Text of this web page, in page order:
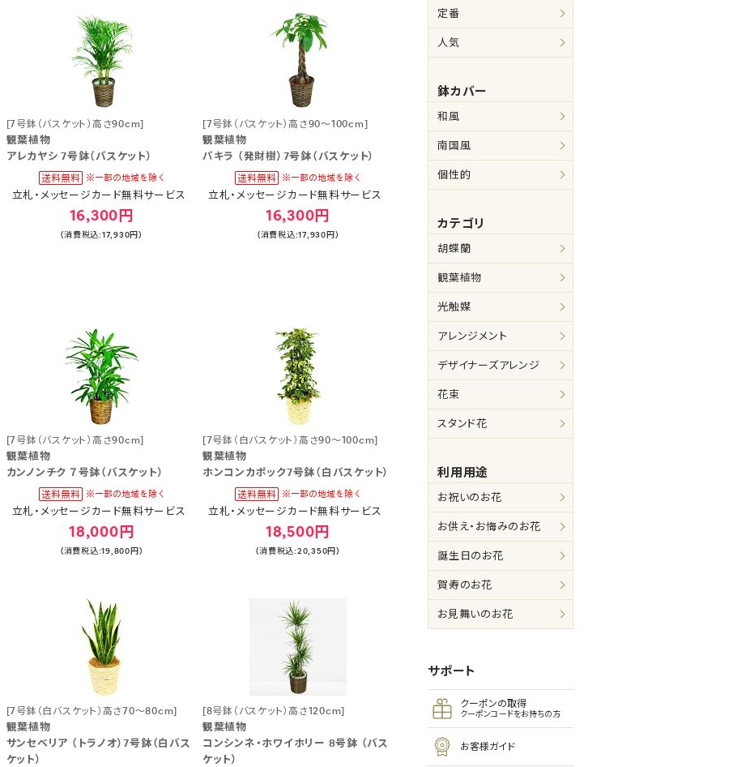
[7号鉢（バスケット）高さ90cm]
観葉植物
アレカヤシ 7号鉢（バスケット）
立札・メッセージカード無料サービス
16,300円
(消費税込:17,930円)
[7号鉢（バスケット）高さ90～100cm]
観葉植物
パキラ （発財樹）7号鉢（バスケット）
立札・メッセージカード無料サービス
16,300円
(消費税込:17,930円)
[7号鉢（バスケット）高さ90cm]
観葉植物
カンノンチク ７号鉢（バスケット）
立札・メッセージカード無料サービス
18,000円
(消費税込:19,800円)
[7号鉢（白バスケット）高さ90～100cm]
観葉植物
ホンコンカポック7号鉢（白バスケット）
立札・メッセージカード無料サービス
18,500円
(消費税込:20,350円)
[7号鉢（白バスケット）高さ70～80cm]
観葉植物
サンセベリア （トラノオ）7号鉢（白バス
ケット）
[8号鉢（バスケット）高さ120cm]
観葉植物
コンシンネ・ホワイホリー 8号鉢 （バス
ケット）
定番
人気
鉢カバー
和風
南国風
個性的
カテゴリ
胡蝶蘭
観葉植物
光触媒
アレンジメント
デザイナーズアレンジ
花束
スタンド花
利用用途
お祝いのお花
お供え・お悔みのお花
誕生日のお花
賀寿のお花
お見舞いのお花
サポート
クーポンの取得
クーポンコードをお持ちの方
お客様ガイド